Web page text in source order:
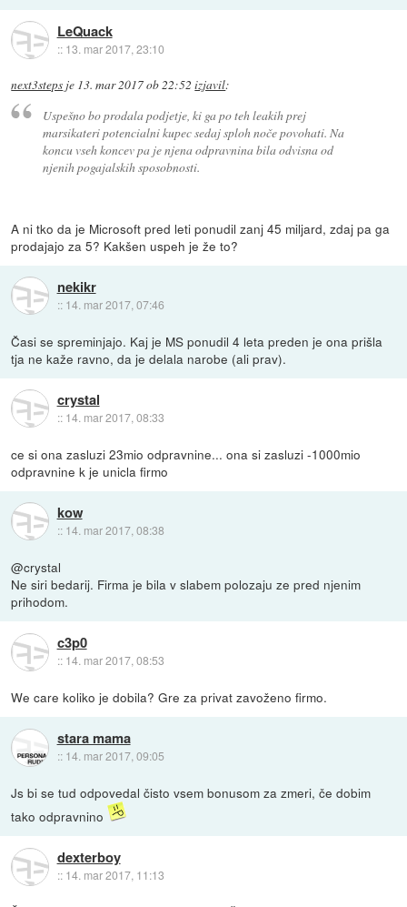
LeQuack
:: 13. mar 2017, 23:10
next3steps je 13. mar 2017 ob 22:52 izjavil:
Uspešno bo prodala podjetje, ki ga po teh leakih prej
marsikateri potencialni kupec sedaj sploh noče povohati. Na
koncu vseh koncev pa je njena odpravnina bila odvisna od
njenih pogajalskih sposobnosti.
A ni tko da je Microsoft pred leti ponudil zanj 45 miljard, zdaj pa ga
prodajajo za 5? Kakšen uspeh je že to?
nekikr
:: 14. mar 2017, 07:46
Časi se spreminjajo. Kaj je MS ponudil 4 leta preden je ona prišla
tja ne kaže ravno, da je delala narobe (ali prav).
crystal
:: 14. mar 2017, 08:33
ce si ona zasluzi 23mio odpravnine... ona si zasluzi -1000mio
odpravnine k je unicla firmo
kow
:: 14. mar 2017, 08:38
@crystal
Ne siri bedarij. Firma je bila v slabem polozaju ze pred njenim
prihodom.
c3p0
:: 14. mar 2017, 08:53
We care koliko je dobila? Gre za privat zavoženo firmo.
stara mama
:: 14. mar 2017, 09:05
Js bi se tud odpovedal čisto vsem bonusom za zmeri, če dobim
tako odpravnino
dexterboy
:: 14. mar 2017, 11:13